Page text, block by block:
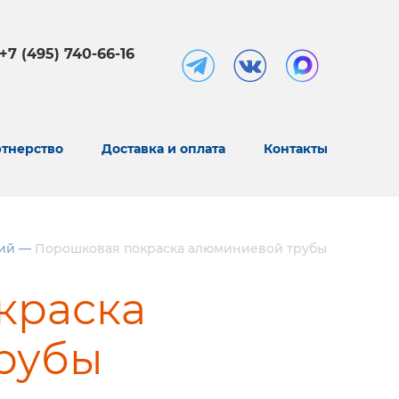
+7 (495) 740-66-16
Доставка и оплата Контакты
— Порошковая покраска алюминиевой трубы